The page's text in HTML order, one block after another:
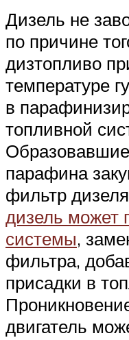
Дизель не
по причине
дизтопливо
температуре
в
топливной
парафина
фильтр
дизель может
системы,
фильтра,
присадки в
двигатель